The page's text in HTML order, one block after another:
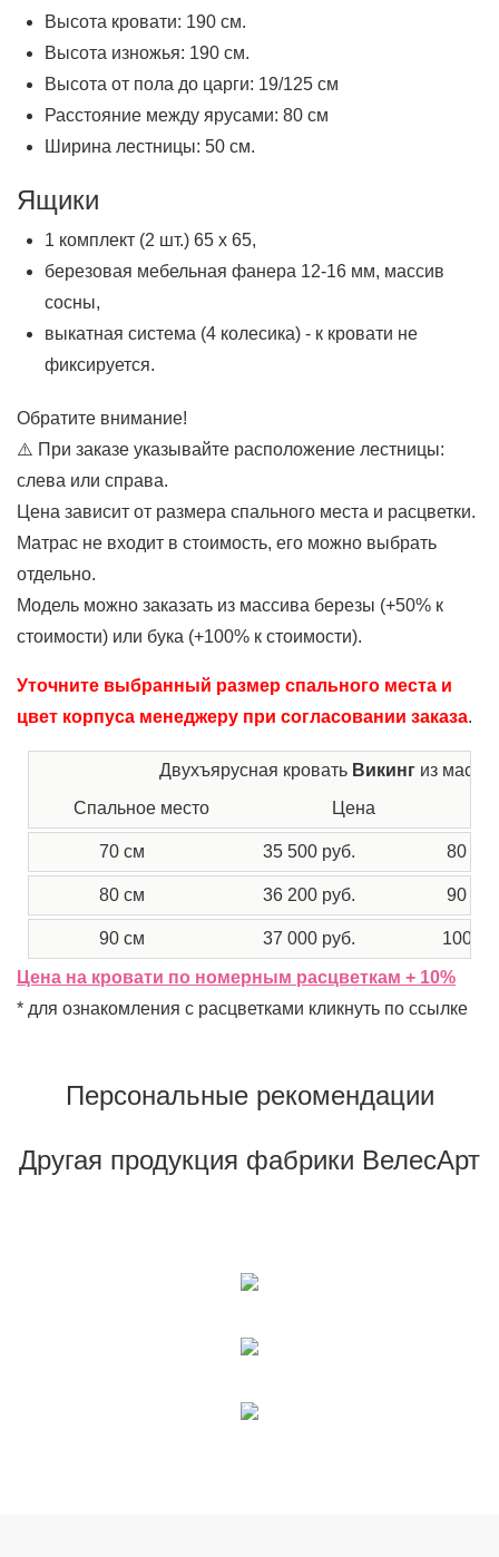
Высота кровати: 190 см.
Высота изножья: 190 см.
Высота от пола до царги: 19/125 см
Расстояние между ярусами: 80 см
Ширина лестницы: 50 см.
Ящики
1 комплект (2 шт.) 65 х 65,
березовая мебельная фанера 12-16 мм, массив
сосны,
выкатная система (4 колесика) - к кровати не
фиксируется.
Обратите внимание!
⚠️ При заказе указывайте расположение лестницы:
слева или справа.
Цена зависит от размера спального места и расцветки.
Матрас не входит в стоимость, его можно выбрать
отдельно.
Модель можно заказать из массива березы (+50% к
стоимости) или бука (+100% к стоимости).
Уточните выбранный размер спального места и
цвет корпуса менеджеру при согласовании заказа.
Двухъярусная кровать Викинг из
Спальное место
Цена
70 см 35 500 руб. 80 х
80 см 36 200 руб. 90 х
90 см 37 000 руб. 100 х
Цена на кровати по номерным расцветкам + 10%
* для ознакомления с расцветками кликнуть по ссылке
Персональные рекомендации
Другая продукция фабрики ВелесАрт